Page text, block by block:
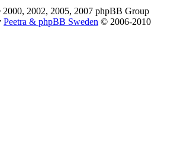
2002, 2005, 2007 phpBB Group
Peetra & phpBB Sweden © 2006-2010